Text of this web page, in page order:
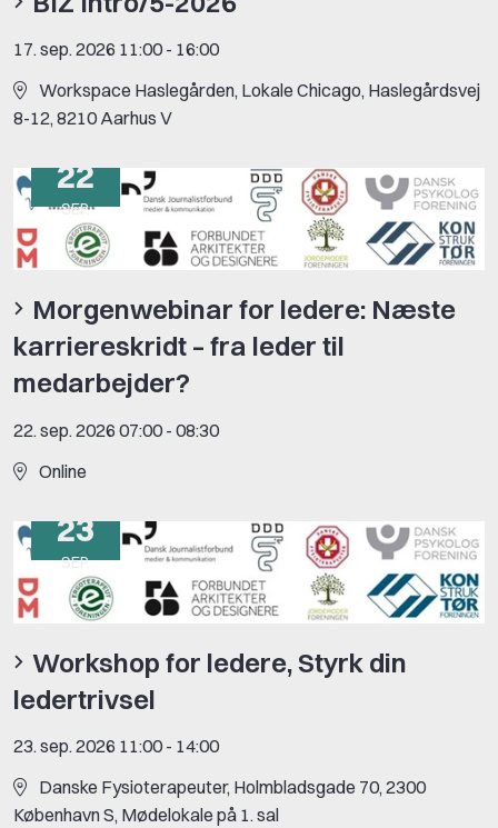
17. sep. 2026 11:00 - 16:00
Workspace Haslegården, Lokale Chicago, Haslegårdsvej
8-12, 8210 Aarhus V
22
SEP.
Morgenwebinar for ledere: Næste
karriereskridt – fra leder til
medarbejder?
22. sep. 2026 07:00 - 08:30
Online
23
SEP.
Workshop for ledere, Styrk din
ledertrivsel
23. sep. 2026 11:00 - 14:00
Danske Fysioterapeuter, Holmbladsgade 70, 2300
København S, Mødelokale på 1. sal